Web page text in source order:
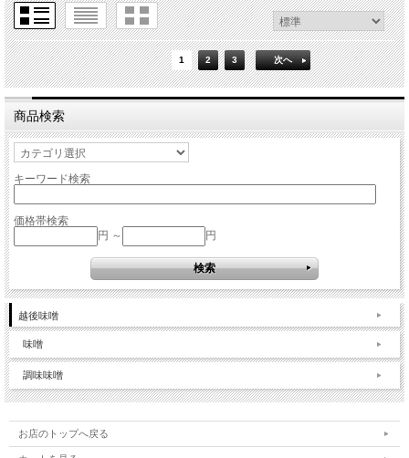
1 2 3 次へ
商品検索
キーワード検索
価格帯検索
円 ～
円
越後味噌
味噌
調味味噌
お店のトップへ戻る